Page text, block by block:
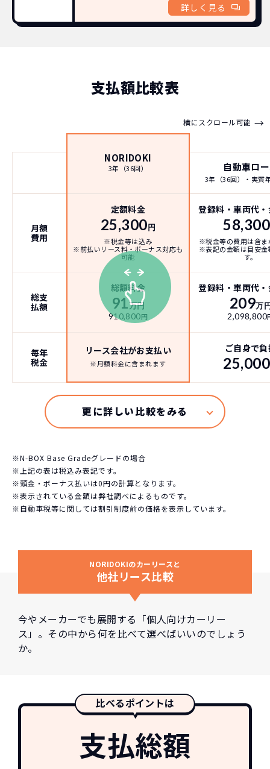
詳しく見る
支払額比較表
横にスクロール可能 →
NORIDOKI
3年（36回） 自動車ロ
3年（36回）・実質
月額
費用
定額料金
25,300円
※税金等は込み
※前払いリース料・ボーナス対応も
可能
登録料・車両代
58,300
※税金等の費用は含ま
※表記の金額は目安金
す。
総支
払額
総額料金
91万円
910,800円
登録料・車両代
209万
2,098,800
毎年
税金
リース会社がお支払い
※月額料金に含まれます
ご自身で
25,000
※N-BOX Base Gradeグレードの場合
※上記の表は税込み表記です。
※頭金・ボーナス払いは0円の計算となります。
※表示されている金額は弊社調べによるものです。
※自動車税等に関しては割引制度前の価格を表示しています。
NORIDOKIのカーリースと
他社リース比較
今やメーカーでも展開する「個人向けカーリー
ス」。その中から何を比べて選べばいいのでしょう
か。
比べるポイントは
支払総額